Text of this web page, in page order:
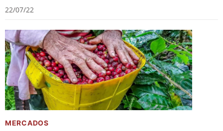
22/07/22
MERCADOS